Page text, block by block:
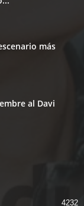
más
al Davi
4232